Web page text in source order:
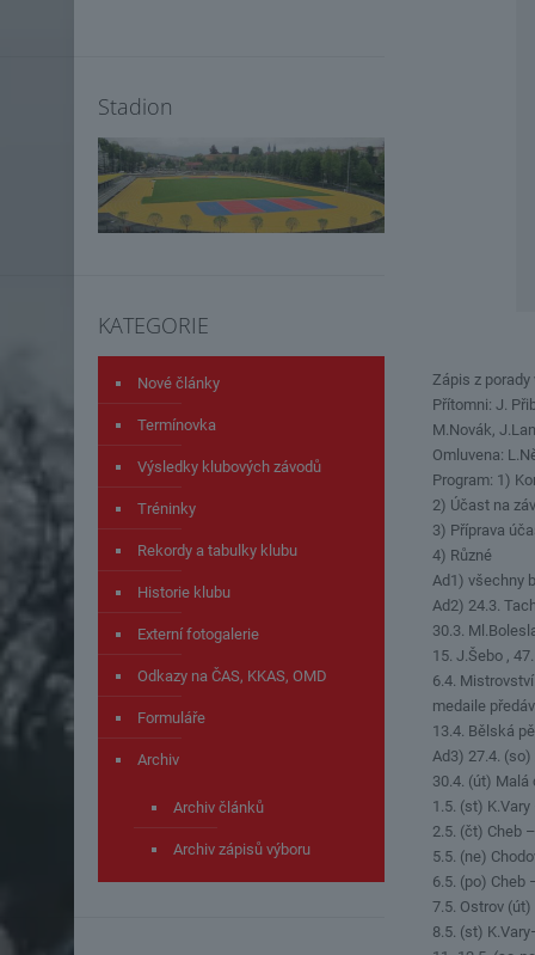
Zápis z porady
Přítomni: J.
M.Novák,
Omluvena:
Program: 1)
2) Účast na
3) Příprava
4) Různé
Ad1) všechny
Ad2) 24.3.
30.3.
15. J.Šebo ,
6.4.
medaile
13.4. Bělská
Ad3) 27.4.
30.4. (út) Malá
1.5. (st)
2.5. (čt) Cheb
5.5. (ne)
6.5. (po) Cheb
7.5. Ostrov
8.5. (st)
Stadion
KATEGORIE
Nové články
Termínovka
Výsledky klubových závodů
Tréninky
Rekordy a tabulky klubu
Historie klubu
Externí fotogalerie
Odkazy na ČAS, KKAS, OMD
Formuláře
Archiv
Archiv článků
Archiv zápisů výboru